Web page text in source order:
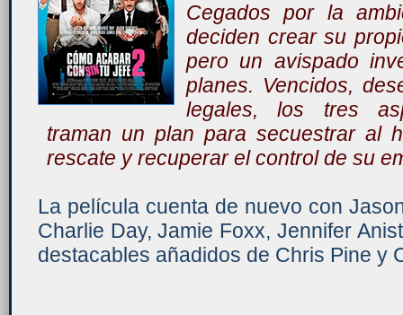
Cegados por la
deciden crear su
pero un avispado
planes. Vencidos,
legales, los tres
traman un plan para secuestrar al
rescate y recuperar el control de su
La película cuenta de nuevo con
Charlie Day, Jamie Foxx, Jennifer
destacables añadidos de Chris Pine y